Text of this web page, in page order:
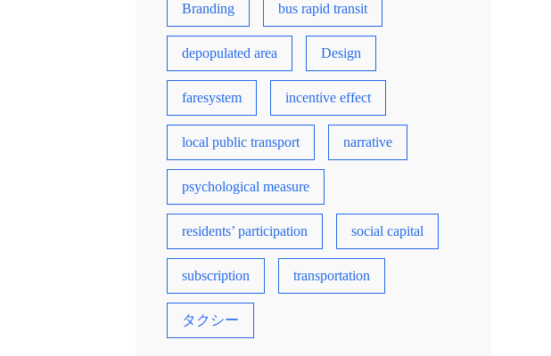
Branding bus rapid transit
depopulated area Design
faresystem incentive effect
local public transport narrative
psychological measure
residents’ participation social capital
subscription transportation
タクシー